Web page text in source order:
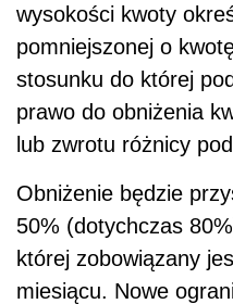
wysokości kwoty
pomniejszonej o
stosunku do której
prawo do obniżenia
lub zwrotu różnicy
Obniżenie będzie
50% (dotychczas
której zobowiązany
miesiącu. Nowe